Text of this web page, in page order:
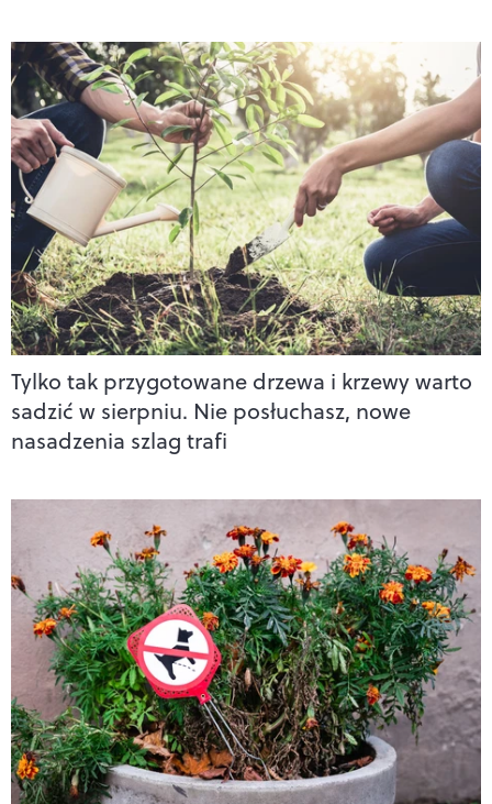
Tylko tak przygotowane drzewa i krzewy warto
sadzić w sierpniu. Nie posłuchasz, nowe
nasadzenia szlag trafi